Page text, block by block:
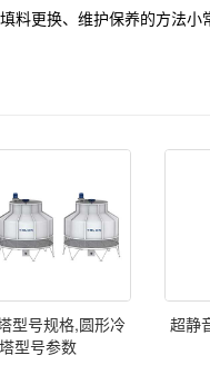
料更换、维护保养的方法小
型号规格,圆形冷
型号参数
超静